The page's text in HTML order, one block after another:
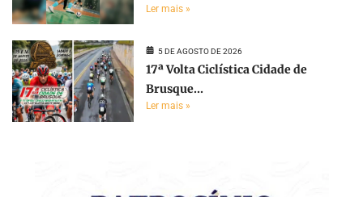
Ler mais »
5 DE AGOSTO DE 2026
17ª Volta Ciclística Cidade de
Brusque...
Ler mais »